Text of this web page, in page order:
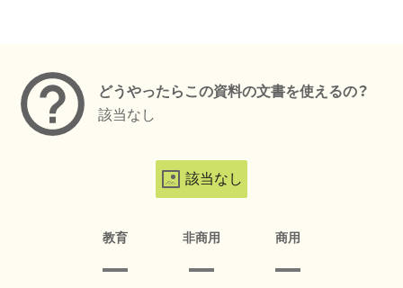
どうやったらこの資料の文書を使えるの？
該当なし
該当なし
教育 非商用 商用